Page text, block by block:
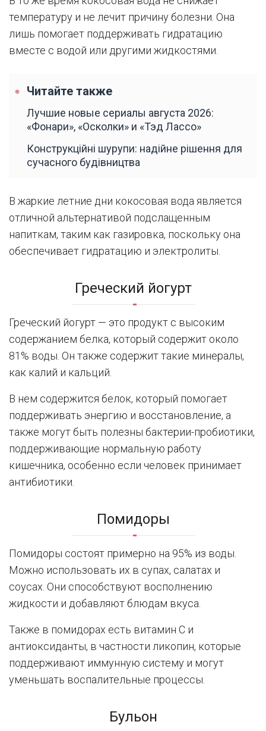
температуру и не лечит причину болезни. Она
лишь помогает поддерживать гидратацию
вместе с водой или другими жидкостями.
Читайте также
Лучшие новые сериалы августа 2026:
«Фонари», «Осколки» и «Тэд Лассо»
Конструкційні шурупи: надійне рішення для
сучасного будівництва
В жаркие летние дни кокосовая вода является
отличной альтернативой подслащенным
напиткам, таким как газировка, поскольку она
обеспечивает гидратацию и электролиты.
Греческий йогурт
Греческий йогурт — это продукт с высоким
содержанием белка, который содержит около
81% воды. Он также содержит такие минералы,
как калий и кальций.
В нем содержится белок, который помогает
поддерживать энергию и восстановление, а
также могут быть полезны бактерии-пробиотики,
поддерживающие нормальную работу
кишечника, особенно если человек принимает
антибиотики.
Помидоры
Помидоры состоят примерно на 95% из воды.
Можно использовать их в супах, салатах и
соусах. Они способствуют восполнению
жидкости и добавляют блюдам вкуса.
Также в помидорах есть витамин C и
антиоксиданты, в частности ликопин, которые
поддерживают иммунную систему и могут
уменьшать воспалительные процессы.
Бульон